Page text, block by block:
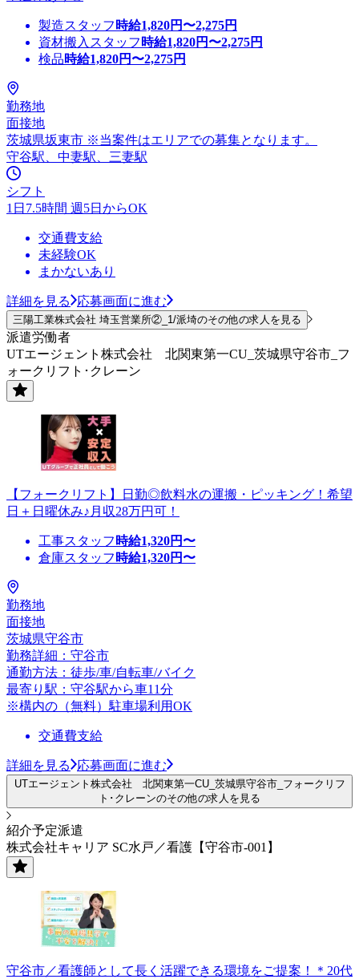
製造スタッフ 時給1,820円〜2,275円
資材搬入スタッフ 時給1,820円〜2,275円
検品時給1,820円〜2,275円
勤務地
面接地
茨城県坂東市 ※当案件はエリアでの募集となります。
守谷駅、中妻駅、三妻駅
シフト
1日7.5時間 週5日からOK
交通費支給
未経験OK
まかないあり
詳細を見る 応募画面に進む
三陽工業株式会社 埼玉営業所②_1/派埼のその他の求人を見る
派遣労働者
UTエージェント株式会社 北関東第一CU_茨城県守谷市_フ
ォークリフト･クレーン
【フォークリフト】日勤◎飲料水の運搬・ピッキング！希望
日＋日曜休み♪月収28万円可！
工事スタッフ 時給1,320円〜
倉庫スタッフ 時給1,320円〜
勤務地
面接地
茨城県守谷市
勤務詳細：守谷市
通勤方法：徒歩/車/自転車/バイク
最寄り駅：守谷駅から車11分
※構内の（無料）駐車場利用OK
交通費支給
詳細を見る 応募画面に進む
UTエージェント株式会社 北関東第一CU_茨城県守谷市_フォークリフ
ト･クレーンのその他の求人を見る
紹介予定派遣
株式会社キャリア SC水戸／看護【守谷市-001】
守谷市／看護師として長く活躍できる環境をご提案！＊20代